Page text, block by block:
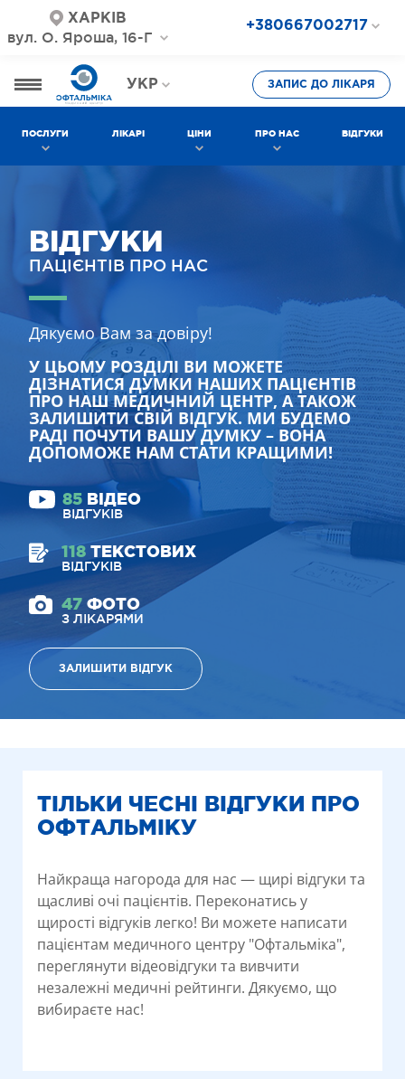
ХАРКІВ
вул. О. Яроша, 16-Г
+380667002717
+380577002717
УКР
РОС
ЗАПИС ДО ЛІКАРЯ
ПОСЛУГИ ЛІКАРІ ЦІНИ ПРО НАС ВІДГУКИ
ВІДГУКИ
ПАЦІЄНТІВ ПРО НАС
Дякуємо Вам за довіру!
У ЦЬОМУ РОЗДІЛІ ВИ МОЖЕТЕ
ДІЗНАТИСЯ ДУМКИ НАШИХ ПАЦІЄНТІВ
ПРО НАШ МЕДИЧНИЙ ЦЕНТР, А ТАКОЖ
ЗАЛИШИТИ СВІЙ ВІДГУК. МИ БУДЕМО
РАДІ ПОЧУТИ ВАШУ ДУМКУ – ВОНА
ДОПОМОЖЕ НАМ СТАТИ КРАЩИМИ!
85 ВІДЕО
ВІДГУКІВ
118 ТЕКСТОВИХ
ВІДГУКІВ
47 ФОТО
З ЛІКАРЯМИ
ЗАЛИШИТИ ВІДГУК
ТІЛЬКИ ЧЕСНІ ВІДГУКИ ПРО
ОФТАЛЬМІКУ
Найкраща нагорода для нас — щирі відгуки та
щасливі очі пацієнтів. Переконатись у
щирості відгуків легко! Ви можете написати
пацієнтам медичного центру "Офтальміка",
переглянути відеовідгуки та вивчити
незалежні медичні рейтинги. Дякуємо, що
вибираєте нас!